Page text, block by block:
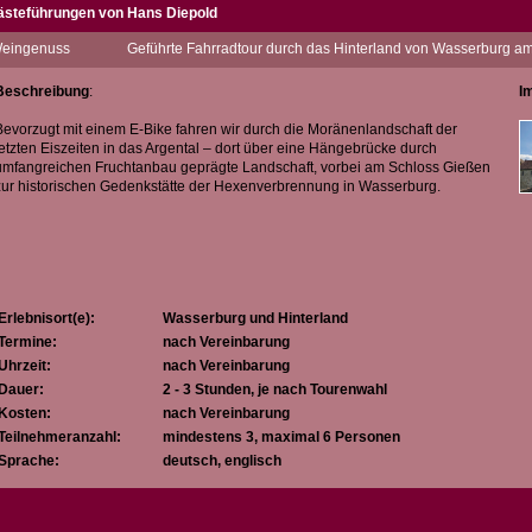
meinen angebotenen Fahrradtouren (teilweise in Verbindung mit einer
Naturvielfalt und
die Historie (Burgen, Schlösser, Hexenprozesse)
von Hans Diepold
Geführte Fahrradtour durch das Hinterland von Wasserburg
:
mit einem E-Bike fahren wir durch die Moränenlandschaft der
Eiszeiten in das Argental – dort über eine Hängebrücke durch
Fruchtanbau geprägte Landschaft, vorbei am Schloss Gießen
historischen Gedenkstätte der Hexenverbrennung in Wasserburg.
Erlebnisort(e):
Wasserburg und Hinterland
nach Vereinbarung
nach Vereinbarung
Dauer:
2 - 3 Stunden, je nach Tourenwahl
Kosten:
nach Vereinbarung
mindestens 3, maximal 6 Personen
deutsch, englisch